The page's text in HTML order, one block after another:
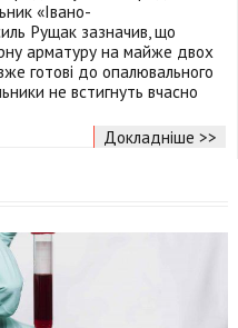
«Івано-
Рущак зазначив, що
арматуру на майже двох
готові до опалювального
не встигнуть вчасно
Докладніше >>